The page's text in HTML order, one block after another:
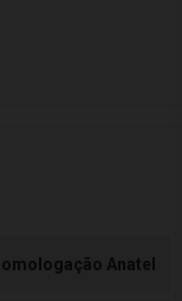
Anatel